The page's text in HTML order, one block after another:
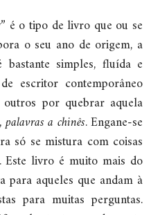
é o tipo de livro que ou se
o seu ano de origem, a
simples, fluída e
escritor contemporâneo
por quebrar aquela
palavras a chinês. Engane-se
só se mistura com coisas
Este livro é muito mais do
para aqueles que andam à
para muitas perguntas.